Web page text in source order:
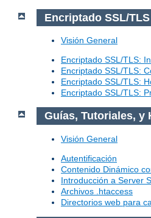
Encriptado SSL/
Visión General
Encriptado SSL/TLS:
Encriptado SSL/TLS:
Encriptado SSL/TLS:
Encriptado SSL/TLS:
Guías, Tutoriales, y
Visión General
Autentificación
Contenido Dinámico
Introducción a Server
Archivos .htaccess
Directorios web para